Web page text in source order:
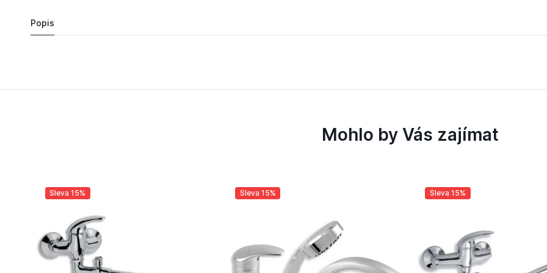
Popis
Mohlo by Vás zajímat
Sleva 15% Sleva 15% Sleva 15%